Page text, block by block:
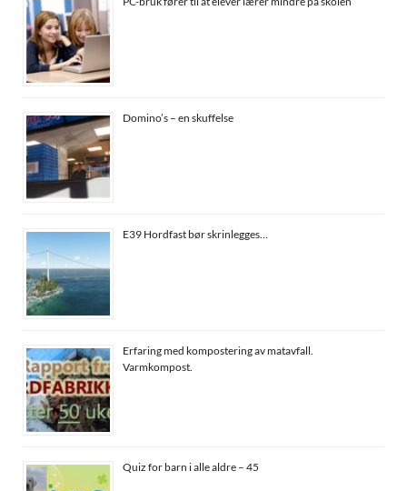
Domino’s – en skuffelse
E39 Hordfast bør skrinlegges…
Erfaring med kompostering av matavfall.
Varmkompost.
Quiz for barn i alle aldre – 45